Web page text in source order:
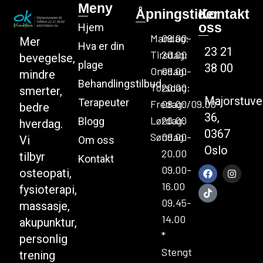
Mer
bevegelse,
mindre
smerter,
bedre
hverdag.
Vi
tilbyr
osteopati,
fysioterapi,
massasje,
akupunktur,
personlig
trening
Meny
Hjem
Hva er din
plage
Behandlingstilbud
Terapeuter
Blogg
Om oss
Kontakt
Åpningstider
Mandag:
Tirsdag:
Onsdag:
Torsdag:
Fredag:
Lørdag:
Søndag:
09.00-
20.00
09.00-
20.00
08.00/09.00-
20.00
09.00-
20.00
09.00-
16.00
09.45-
14.00
*
Stengt
Kontakt
oss
23 21
38 00
36,
0367
Oslo